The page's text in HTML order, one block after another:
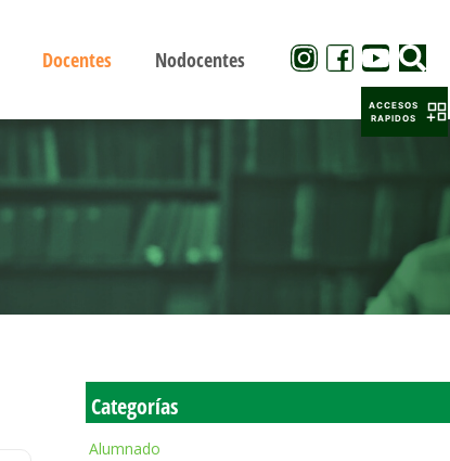
Docentes Nodocentes
Categorías
Alumnado
ACCESOS
RAPIDOS